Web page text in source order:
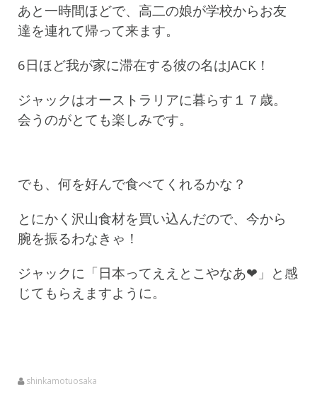
あと一時間ほどで、高二の娘が学校からお友
達を連れて帰って来ます。
6日ほど我が家に滞在する彼の名はJACK！
ジャックはオーストラリアに暮らす１７歳。
会うのがとても楽しみです。
でも、何を好んで食べてくれるかな？
とにかく沢山食材を買い込んだので、今から
腕を振るわなきゃ！
ジャックに「日本ってええとこやなあ❤」と感
じてもらえますように。
shinkamotuosaka